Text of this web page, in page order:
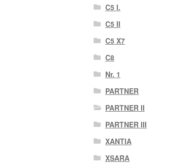
C5 I.
C5 II
C5 X7
C8
Nr. 1
PARTNER
PARTNER II
PARTNER III
XANTIA
XSARA